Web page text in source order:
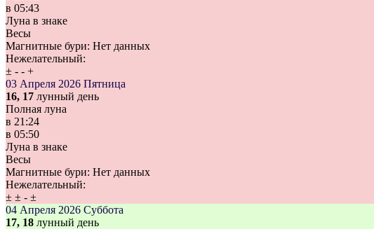
в 05:43
Луна в знаке
Весы
Магнитные бури: Нет данных
Нежелательный:
± - - +
03 Апреля 2026 Пятница
16, 17 лунный день
Полная луна
в 21:24
в 05:50
Луна в знаке
Весы
Магнитные бури: Нет данных
Нежелательный:
± ± - ±
04 Апреля 2026 Суббота
17, 18 лунный день